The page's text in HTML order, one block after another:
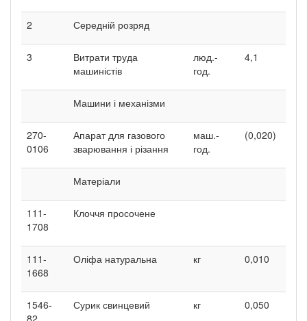
2 Середній розряд
3
Витрати труда
машиністів
люд.-
год.
4,1
Машини і механізми
270-
0106
Апарат для газового
зварювання і різання
маш.-
год.
(0,020)
Матеріали
111-
1708
Клоччя просочене
111-
1668
Оліфа натуральна кг 0,010
1546-
82
Сурик свинцевий кг 0,050